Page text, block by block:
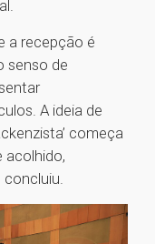
a recepção é
senso de
A ideia de
começa
acolhido,
concluiu.